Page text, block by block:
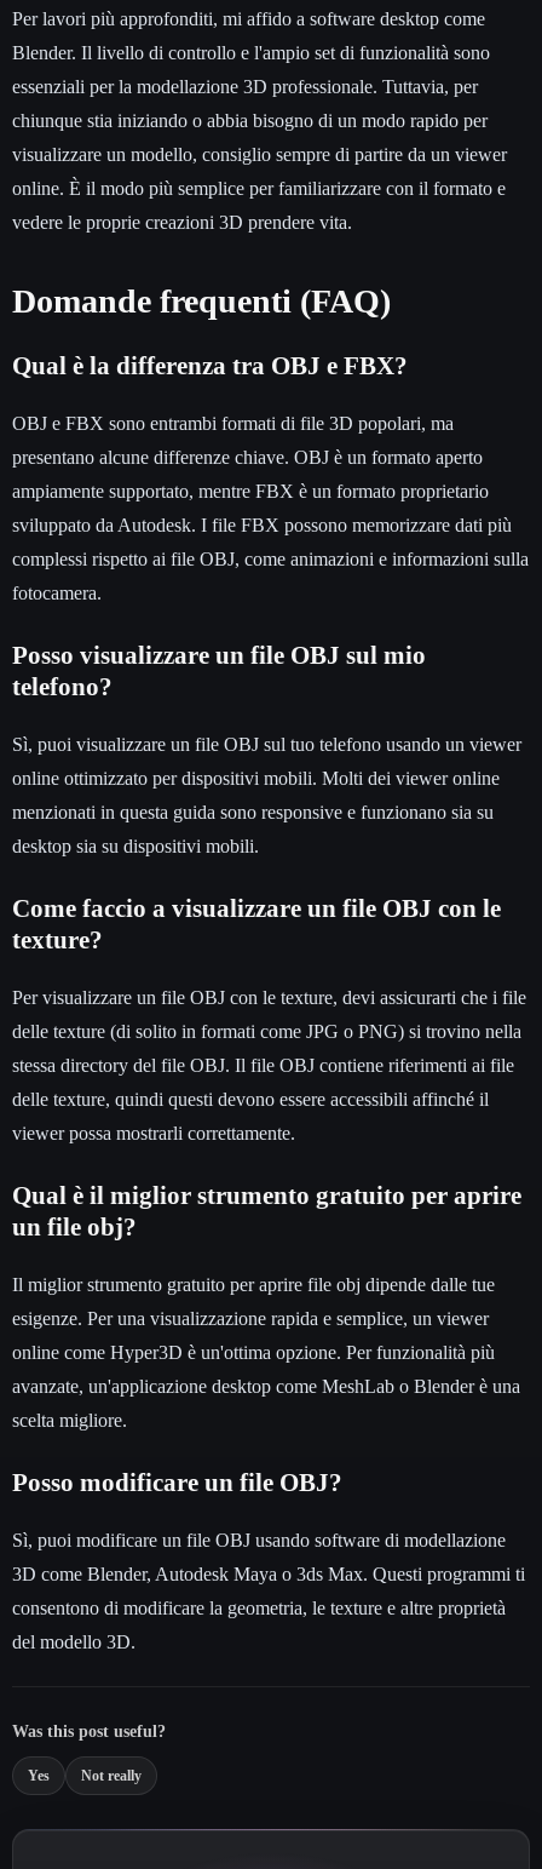
Per lavori più approfonditi, mi affido a software desktop come
Blender. Il livello di controllo e l'ampio set di funzionalità sono
essenziali per la modellazione 3D professionale. Tuttavia, per
chiunque stia iniziando o abbia bisogno di un modo rapido per
visualizzare un modello, consiglio sempre di partire da un viewer
online. È il modo più semplice per familiarizzare con il formato e
vedere le proprie creazioni 3D prendere vita.
Domande frequenti (FAQ)
Qual è la differenza tra OBJ e FBX?
OBJ e FBX sono entrambi formati di file 3D popolari, ma
presentano alcune differenze chiave. OBJ è un formato aperto
ampiamente supportato, mentre FBX è un formato proprietario
sviluppato da Autodesk. I file FBX possono memorizzare dati più
complessi rispetto ai file OBJ, come animazioni e informazioni sulla
fotocamera.
Posso visualizzare un file OBJ sul mio
telefono?
Sì, puoi visualizzare un file OBJ sul tuo telefono usando un viewer
online ottimizzato per dispositivi mobili. Molti dei viewer online
menzionati in questa guida sono responsive e funzionano sia su
desktop sia su dispositivi mobili.
Come faccio a visualizzare un file OBJ con le
texture?
Per visualizzare un file OBJ con le texture, devi assicurarti che i file
delle texture (di solito in formati come JPG o PNG) si trovino nella
stessa directory del file OBJ. Il file OBJ contiene riferimenti ai file
delle texture, quindi questi devono essere accessibili affinché il
viewer possa mostrarli correttamente.
Qual è il miglior strumento gratuito per aprire
un file obj?
Il miglior strumento gratuito per aprire file obj dipende dalle tue
esigenze. Per una visualizzazione rapida e semplice, un viewer
online come Hyper3D è un'ottima opzione. Per funzionalità più
avanzate, un'applicazione desktop come MeshLab o Blender è una
scelta migliore.
Posso modificare un file OBJ?
Sì, puoi modificare un file OBJ usando software di modellazione
3D come Blender, Autodesk Maya o 3ds Max. Questi programmi ti
consentono di modificare la geometria, le texture e altre proprietà
del modello 3D.
Was this post useful?
Yes Not really